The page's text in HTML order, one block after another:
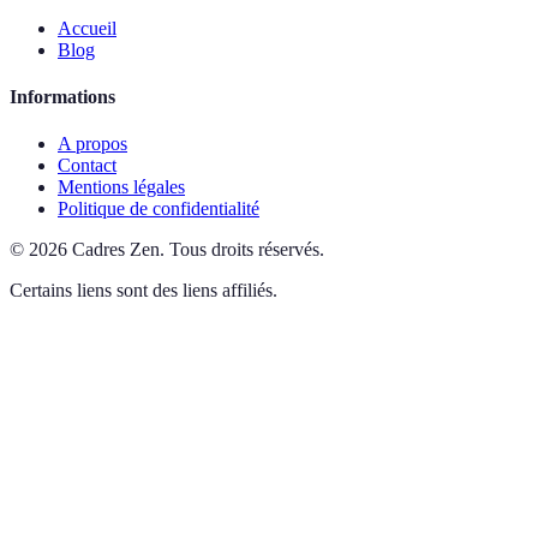
Accueil
Blog
Informations
A propos
Contact
Mentions légales
Politique de confidentialité
© 2026 Cadres Zen. Tous droits réservés.
Certains liens sont des liens affiliés.